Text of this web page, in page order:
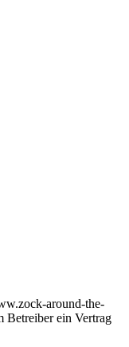
around-the-
Betreiber ein Vertrag